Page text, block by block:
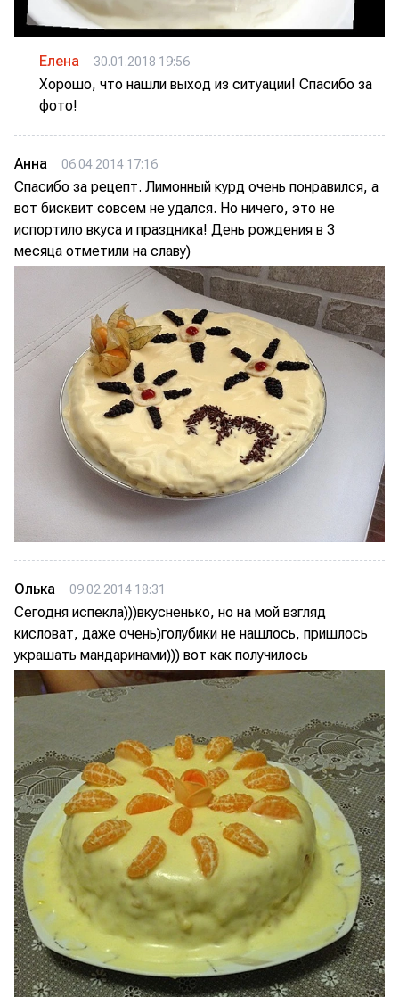
Елена 30.01.2018 19:56
Хорошо, что нашли выход из ситуации! Спасибо за
фото!
Анна 06.04.2014 17:16
Спасибо за рецепт. Лимонный курд очень понравился, а
вот бисквит совсем не удался. Но ничего, это не
испортило вкуса и праздника! День рождения в 3
месяца отметили на славу)
Олька 09.02.2014 18:31
Сегодня испекла)))вкусненько, но на мой взгляд
кисловат, даже очень)голубики не нашлось, пришлось
украшать мандаринами))) вот как получилось